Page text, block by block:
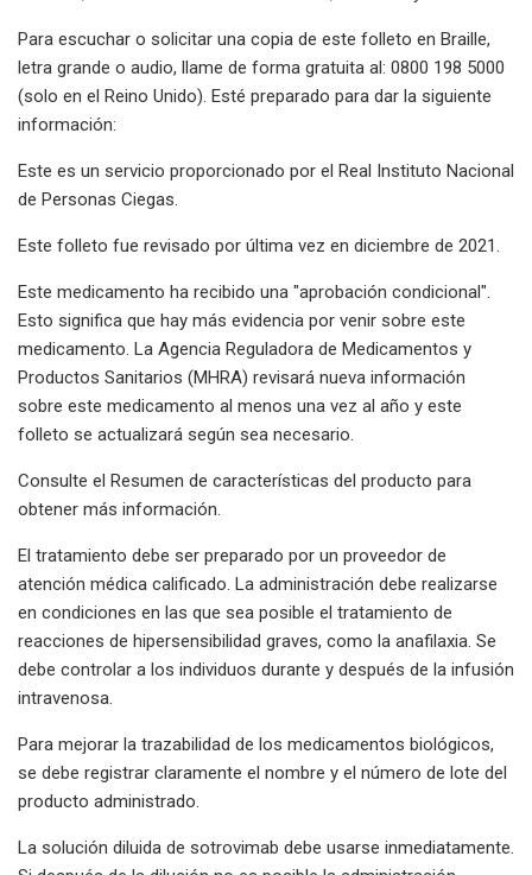
Para escuchar o solicitar una copia de este folleto en Braille,
letra grande o audio, llame de forma gratuita al: 0800 198 5000
(solo en el Reino Unido). Esté preparado para dar la siguiente
información:
Este es un servicio proporcionado por el Real Instituto Nacional
de Personas Ciegas.
Este folleto fue revisado por última vez en diciembre de 2021.
Este medicamento ha recibido una "aprobación condicional".
Esto significa que hay más evidencia por venir sobre este
medicamento. La Agencia Reguladora de Medicamentos y
Productos Sanitarios (MHRA) revisará nueva información
sobre este medicamento al menos una vez al año y este
folleto se actualizará según sea necesario.
Consulte el Resumen de características del producto para
obtener más información.
El tratamiento debe ser preparado por un proveedor de
atención médica calificado. La administración debe realizarse
en condiciones en las que sea posible el tratamiento de
reacciones de hipersensibilidad graves, como la anafilaxia. Se
debe controlar a los individuos durante y después de la infusión
intravenosa.
Para mejorar la trazabilidad de los medicamentos biológicos,
se debe registrar claramente el nombre y el número de lote del
producto administrado.
La solución diluida de sotrovimab debe usarse inmediatamente.